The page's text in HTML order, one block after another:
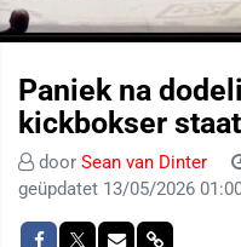
Paniek na
kickbokser
door Sean van Dinter
geüpdatet 13/05/2026